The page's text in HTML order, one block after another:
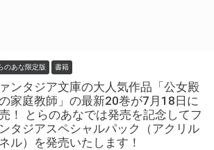
のあな限定版 書籍
ンタジア文庫の大人気作品「公女殿
家庭教師」の最新20巻が7月18日に
！ とらのあなでは発売を記念してフ
タジアスペシャルパック（アクリル
ル）を発売いたします！